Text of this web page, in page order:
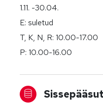
1.11. -30.04.
E: suletud
T, K, N, R: 10.00-17.00
P: 10.00-16.00